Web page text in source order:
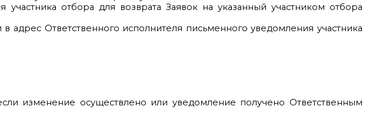
отбора для возврата Заявок на указанный участником отбора
адрес Ответственного исполнителя письменного уведомления участника
изменение осуществлено или уведомление получено Ответственным